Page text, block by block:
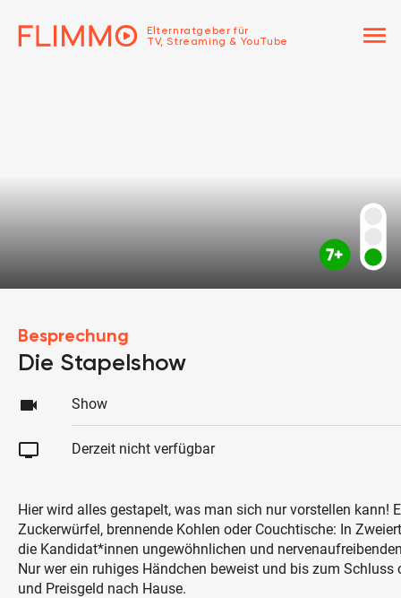
Elternratgeber für
TV, Streaming & YouTube
menu
Besprechung
Die Stapelshow
videocam Show
tv Derzeit nicht verfügbar
Hier wird alles gestapelt, was man sich nur vorstellen kann!
Zuckerwürfel, brennende Kohlen oder Couchtische: In
die Kandidat*innen ungewöhnlichen und
Nur wer ein ruhiges Händchen beweist und bis zum Schluss
und Preisgeld nach Hause.